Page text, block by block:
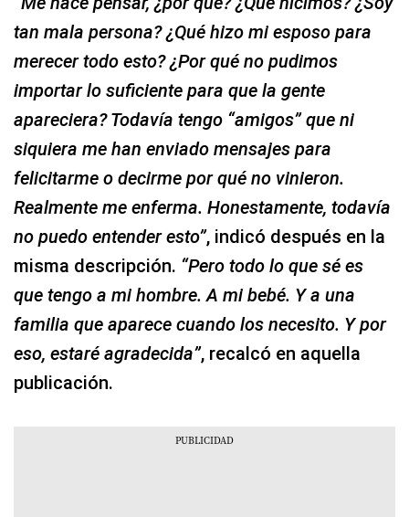
tan mala persona? ¿Qué hizo mi esposo para
merecer todo esto? ¿Por qué no pudimos
importar lo suficiente para que la gente
apareciera? Todavía tengo “amigos” que ni
siquiera me han enviado mensajes para
felicitarme o decirme por qué no vinieron.
Realmente me enferma. Honestamente, todavía
no puedo entender esto”, indicó después en la
misma descripción. “Pero todo lo que sé es
que tengo a mi hombre. A mi bebé. Y a una
familia que aparece cuando los necesito. Y por
eso, estaré agradecida”, recalcó en aquella
publicación.